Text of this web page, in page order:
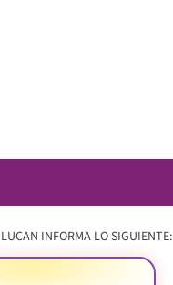
INFORMA LO SIGUIENTE: